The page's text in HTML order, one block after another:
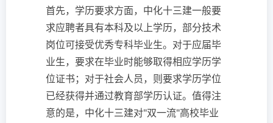
首先，学历要求方面，中化十三建一般要
求应聘者具有本科及以上学历，部分技术
岗位可接受优秀专科毕业生。对于应届毕
业生，要求在毕业时能够取得相应学历学
位证书；对于社会人员，则要求学历学位
已经获得并通过教育部学历认证。值得注
意的是，中化十三建对"双一流"高校毕业